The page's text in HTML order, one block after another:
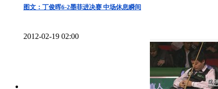
图文：丁俊晖6-2墨菲进决赛 中场休息瞬间
2012-02-19 02:00